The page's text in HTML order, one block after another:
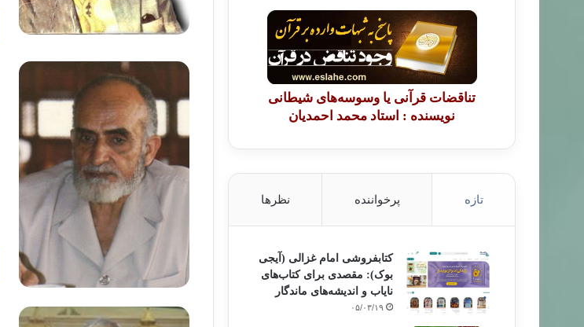
تناقضات قرآنی یا وسوسه‌های شیطانی
نویسنده : استاد محمد احمدیان
تازه پرخواننده نظرها
کتابفروشی امام غزالی (آیجی
بوک): مقصدی برای کتاب‌های
نایاب و اندیشه‌های ماندگار
۰۵/۰۳/۱۹